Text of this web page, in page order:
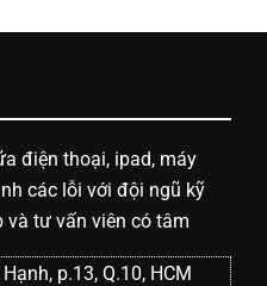
điện thoại, ipad, máy
các lỗi với đội ngũ kỹ
và tư vấn viên có tâm
p.13, Q.10, HCM